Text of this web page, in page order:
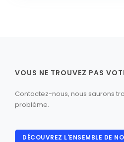
VOUS NE TROUVEZ PAS
Contactez-nous, nous saurons
problème.
DÉCOUVREZ L'ENSEMBLE DE